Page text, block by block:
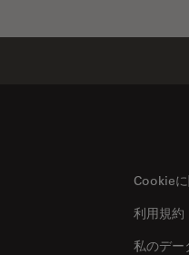
Cookie
私のデー
利用規約